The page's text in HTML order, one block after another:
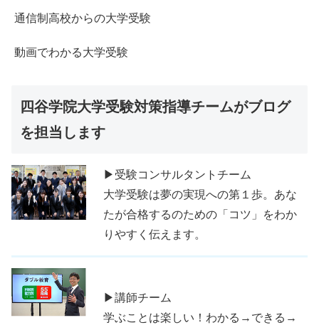
通信制高校からの大学受験
動画でわかる大学受験
四谷学院大学受験対策指導チームがブログ
を担当します
▶受験コンサルタントチーム
大学受験は夢の実現への第１歩。あな
たが合格するのための「コツ」をわか
りやすく伝えます。
▶講師チーム
学ぶことは楽しい！わかる→できる→